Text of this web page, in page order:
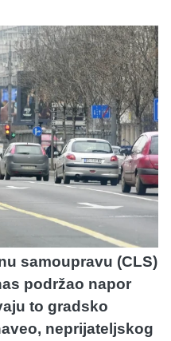
samoupravu (CLS)
podržao napor
to gradsko
neprijateljskog